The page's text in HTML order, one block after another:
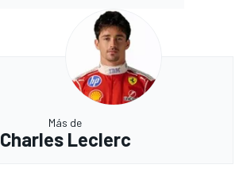
Más de
Charles Leclerc